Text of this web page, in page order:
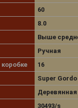
60
8.0
Выше
Ручная
16
Super Gordo
Деревянная
30493/s